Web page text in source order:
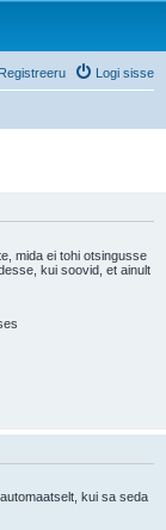
Logi sisse
Registreeru
mida ei tohi otsingusse
et ainult
kui sa seda